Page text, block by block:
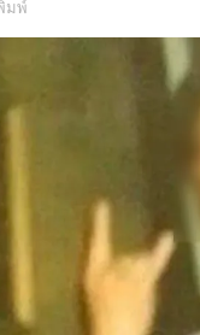
ติดตามสนุกโซเชีย
ร์ (ประเทศไทย) จำกัด
มพ์